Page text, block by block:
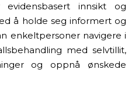
innsikt og
å holde seg informert og
enkeltpersoner navigere i
med selvtillit,
og oppnå ønskede